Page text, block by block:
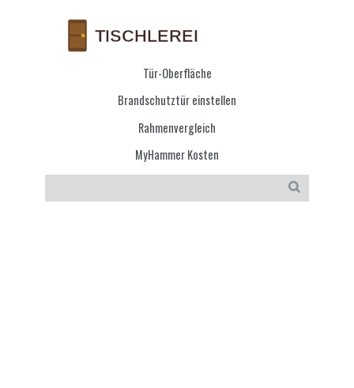
Tür-Oberfläche
Brandschutztür einstellen
Rahmenvergleich
MyHammer Kosten